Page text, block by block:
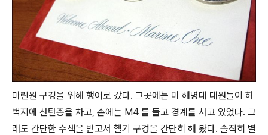
마린원 구경을 위해 행어로 갔다. 그곳에는 미 해병대 대원들이 허
벅지에 산탄총을 차고, 손에는 M4 를 들고 경계를 서고 있었다. 그
래도 간단한 수색을 받고서 헬기 구경을 간단히 해 봤다. 솔직히 별